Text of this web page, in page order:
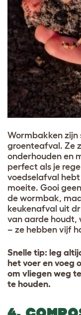
Wormbakken
groenteafval. Ze
onderhouden en
perfect als je
voedselafval
moeite. Gooi
de wormbak,
keukenafval uit
van aarde houdt,
– ze hebben vijf
Snelle tip: leg
het voer en voeg
om vliegen weg
te houden.